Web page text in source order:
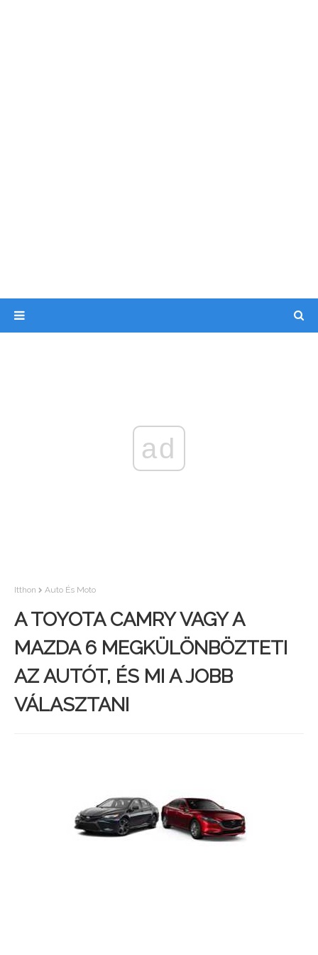
ad
Itthon Auto És Moto
A TOYOTA CAMRY VAGY A
MAZDA 6 MEGKÜLÖNBÖZTETI
AZ AUTÓT, ÉS MI A JOBB
VÁLASZTANI